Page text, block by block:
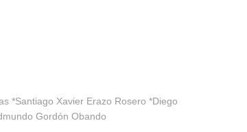
*Santiago Xavier Erazo Rosero *Diego
Gordón Obando